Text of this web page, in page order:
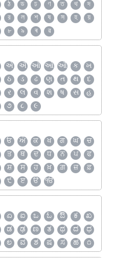
ঠ ড ঢ ণ ত থ
দ
র ল শ ষ স হ
য়
৮ ৯ ৰ ৱ
એ ઐ ઑ ઓ ઔ ક
ખ
ઠ ડ ઢ ણ ત થ
દ
ર લ વ શ ષ સ
હ
૭ ૮ ૯
ਓ ਔ ਕ ਖ ਗ ਘ
ਚ
ਤ ਥ ਦ ਧ ਨ ਪ
ਫ
ਸ਼ ਸ ਹ ਖ਼ ਗ਼ ਜ਼
ਫ਼
੯ ੲ ੳ ੴ
ಏ ಐ ಒ ಓ ಔ ಕ
ಖ
ಡ ಢ ಣ ತ ಥ ದ
ಧ
ಲ ವ ಶ ಷ ಸ ಹ ೧